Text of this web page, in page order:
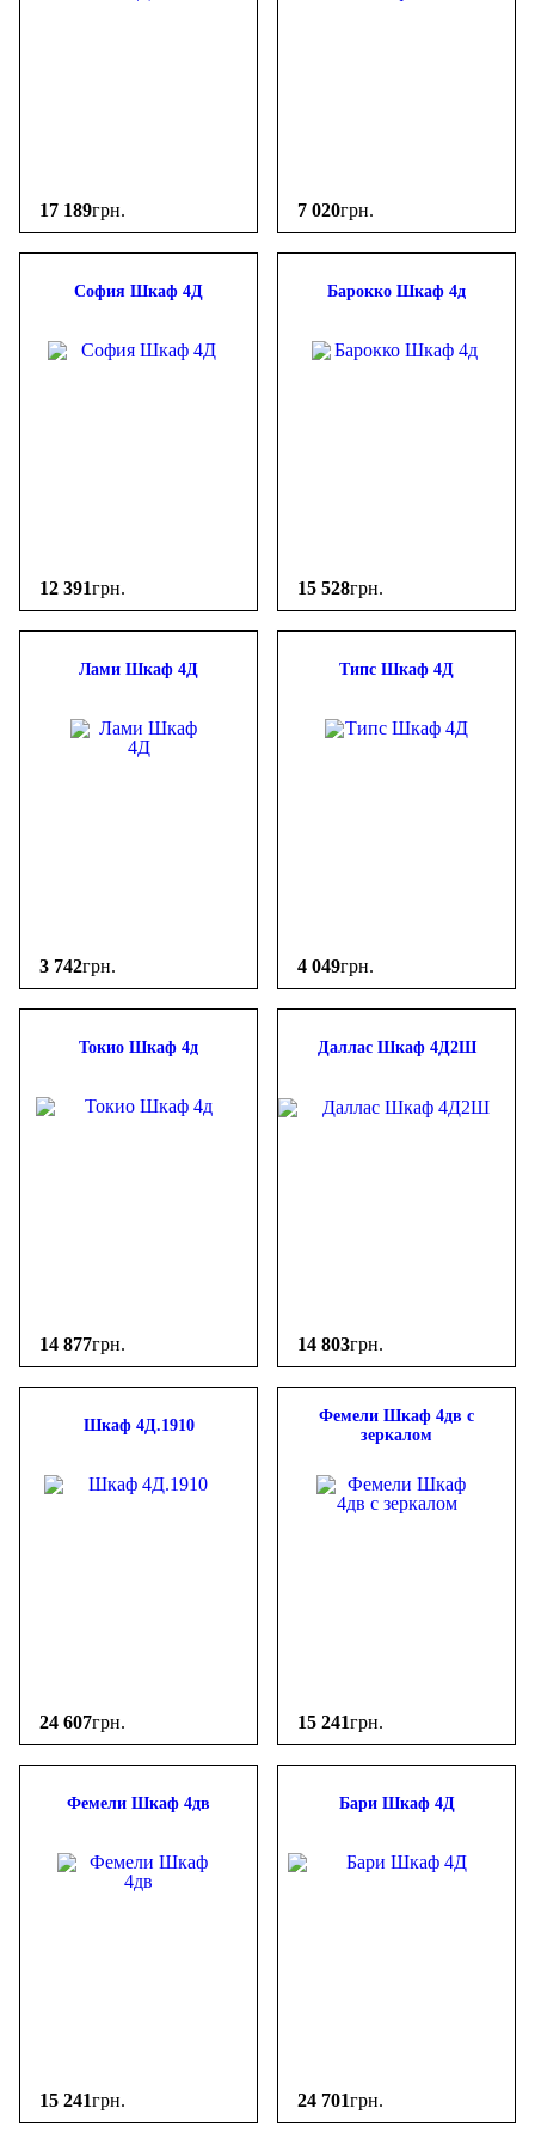
17 189грн. 7 020грн.
София Шкаф 4Д
12 391грн.
Барокко Шкаф 4д
15 528грн.
Лами Шкаф 4Д
3 742грн.
Типс Шкаф 4Д
4 049грн.
Токио Шкаф 4д
14 877грн.
Даллас Шкаф 4Д2Ш
14 803грн.
Шкаф 4Д.1910
24 607грн.
Фемели Шкаф 4дв с
зеркалом
15 241грн.
Фемели Шкаф 4дв
15 241грн.
Бари Шкаф 4Д
24 701грн.